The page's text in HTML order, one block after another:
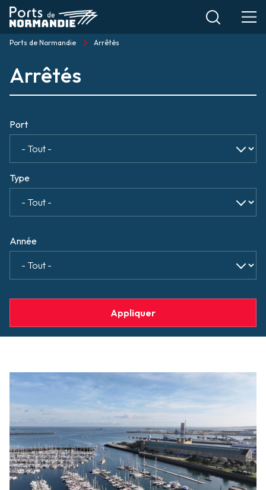
Aller
au
contenu
Fil
d'Ariane
Ports de Normandie Arrêtés
Arrêtés
Port
Type
Année